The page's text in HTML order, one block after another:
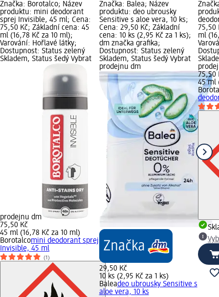
Značka: Borotalco; Název
produktu: mini deodorant
sprej Invisible, 45 ml; Cena:
75,50 Kč; Základní cena: 45
ml (16,78 Kč za 10 ml);
Varování: Hořlavé látky;
Dostupnost: Status zelený
Skladem, Status šedý Vybrat
prodejnu dm
75,50 Kč
45 ml (16,78 Kč za 10 ml)
Borotalcomini deodorant sprej
Invisible, 45 ml
(1)
Značka: Balea; Název
produktu: deo ubrousky
Sensitive s aloe vera, 10 ks;
Cena: 29,50 Kč; Základní
cena: 10 ks (2,95 Kč za 1 ks);
dm značka grafika;
Dostupnost: Status zelený
Skladem, Status šedý Vybrat
prodejnu dm
29,50 Kč
10 ks (2,95 Kč za 1 ks)
Baleadeo ubrousky Sensitive s
aloe vera, 10 ks
75,50
ml
75,50
45 ml